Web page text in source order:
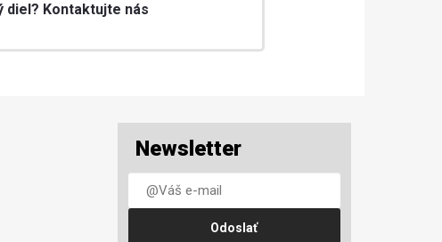
diel? Kontaktujte nás
Newsletter